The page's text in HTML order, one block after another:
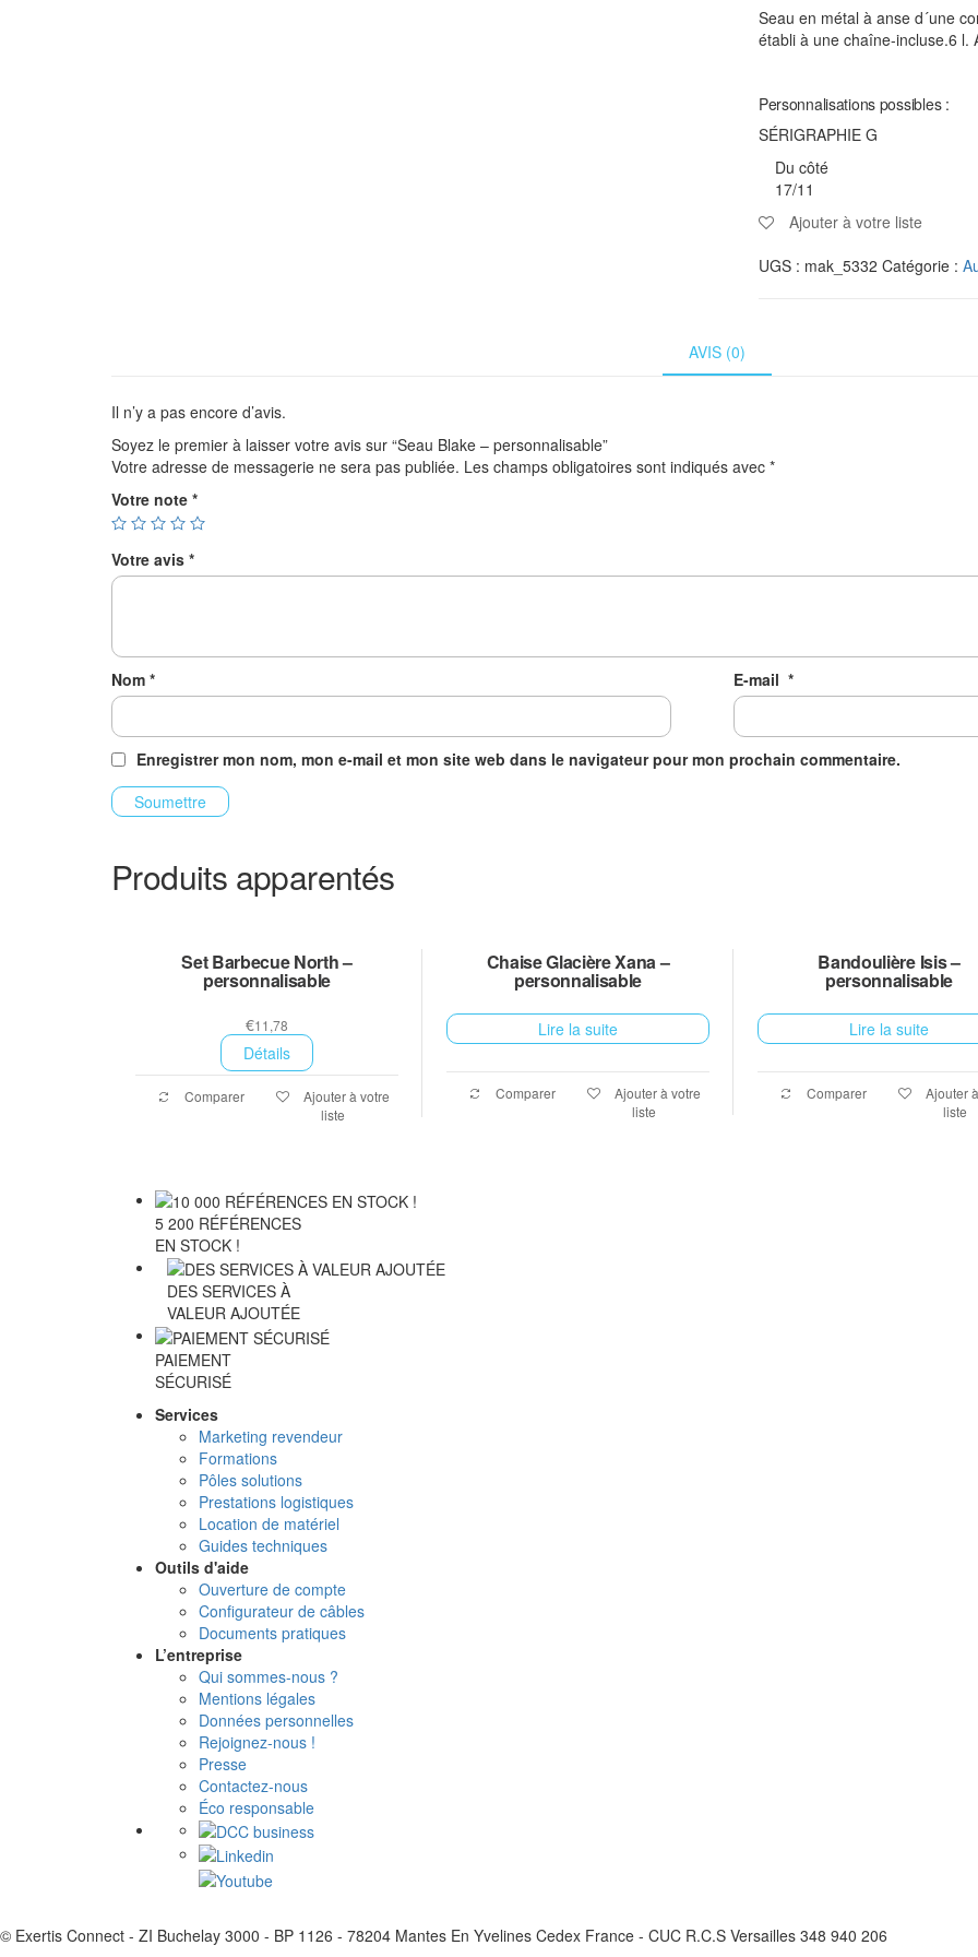
Seau en métal à anse d´une
établi à une chaîne-incluse.6 l.
Personnalisations possibles :
SÉRIGRAPHIE G
Du côté
17/11
Ajouter à votre liste
UGS : mak_5332 Catégorie :
AVIS (0)
Il n’y a pas encore d’avis.
Soyez le premier à laisser votre avis sur “Seau Blake – personnalisable”
Votre adresse de messagerie ne sera pas publiée. Les champs obligatoires sont indiqués avec *
Votre note *
Votre avis *
Nom * E-mail *
Enregistrer mon nom, mon e-mail et mon site web dans le navigateur pour mon prochain commentaire.
Produits apparentés
Set Barbecue North –
personnalisable
€11,78
Détails
Comparer
Ajouter à votre
liste
Chaise Glacière Xana –
personnalisable
Lire la suite
Comparer
Ajouter à votre
liste
Bandoulière Isis –
personnalisable
Lire la suite
Comparer
Ajouter
liste
5 200 RÉFÉRENCES
EN STOCK !
DES SERVICES À
VALEUR AJOUTÉE
PAIEMENT
SÉCURISÉ
Services
Marketing revendeur
Formations
Pôles solutions
Prestations logistiques
Location de matériel
Guides techniques
Outils d'aide
Ouverture de compte
Configurateur de câbles
Documents pratiques
L’entreprise
Qui sommes-nous ?
Mentions légales
Données personnelles
Rejoignez-nous !
Presse
Contactez-nous
Éco responsable
© Exertis Connect - ZI Buchelay 3000 - BP 1126 - 78204 Mantes En Yvelines Cedex France - CUC R.C.S Versailles 348 940 206